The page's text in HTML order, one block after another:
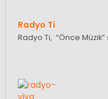
Radyo Ti
Radyo Ti, “Önce